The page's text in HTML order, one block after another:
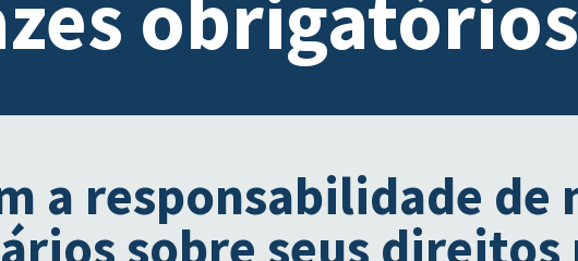
obrigatórios
a responsabilidade de
sobre seus